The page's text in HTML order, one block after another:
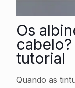
Os
tutorial
Quando as